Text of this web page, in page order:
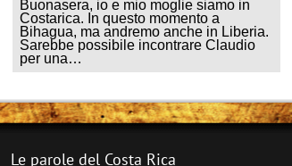
Buonasera, io e mio moglie siamo in
Costarica. In questo momento a
Bihagua, ma andremo anche in Liberia.
Sarebbe possibile incontrare Claudio
per una…
Le parole del Costa Rica